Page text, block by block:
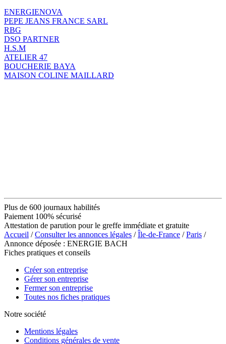
ENERGIENOVA
PEPE JEANS FRANCE SARL
RBG
DSO PARTNER
H.S.M
ATELIER 47
BOUCHERIE BAYA
MAISON COLINE MAILLARD
Plus de 600 journaux habilités
Paiement 100% sécurisé
Attestation de parution pour le greffe immédiate et gratuite
Accueil /Consulter les annonces légales /Île-de-France /Paris /
Annonce déposée : ENERGIE BACH
Fiches pratiques et conseils
Créer son entreprise
Gérer son entreprise
Fermer son entreprise
Toutes nos fiches pratiques
Notre société
Mentions légales
Conditions générales de vente